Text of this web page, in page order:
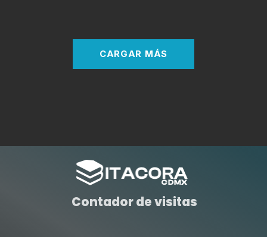
CARGAR MÁS
Contador de visitas